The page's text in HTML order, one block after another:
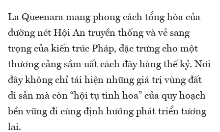
La Queenara mang phong cách tổng hòa của
đường nét Hội An truyền thống và vẻ sang
trọng của kiến trúc Pháp, đặc trưng cho một
thương cảng sầm uất cách đây hàng thế kỷ. Nơi
đây không chỉ tái hiện những giá trị vùng đất
di sản mà còn “hội tụ tinh hoa” của quy hoạch
bền vững đi cùng định hướng phát triển tương
lai.